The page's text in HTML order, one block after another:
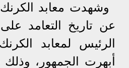
وشهدت معابد
عن تاريخ التعامد
الرئيس لمعابد
أبهرت الجمهور، وذلك